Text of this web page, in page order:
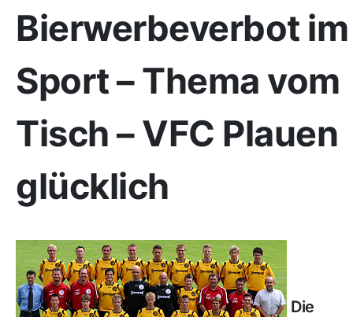
Bierwerbeverbot im
Sport – Thema vom
Tisch – VFC Plauen
glücklich
Die